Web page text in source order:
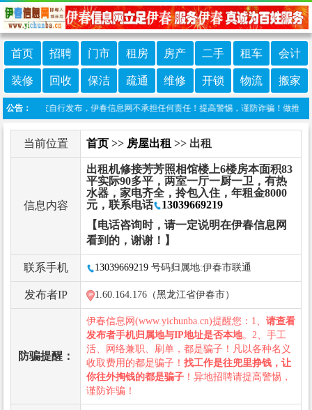
首页 招聘 门市 租房 房产 二手 租车 会计
装修 回收 保洁 疏通 维修 开锁 物流 搬家
公告：
息由网友自行发布，伊春信息网不承担任何责任！提高警惕，谨防诈骗！做推广
当前位置 首页 >> 房屋出租 >> 出租
信息内容
出租机修接芳芳照相馆楼上6楼房本面积83
平实际90多平，两室一厅一厨一卫，有热
水器，家电齐全，拎包入住，年租金8000
元，联系电话
13039669219
【电话咨询时，请一定说明在伊春信息网
看到的，谢谢！】
联系手机 13039669219 号码归属地:伊春市联通
发布者IP 1.60.164.176（黑龙江省伊春市）
防骗提醒：
伊春信息网(www.yichunba.cn)提醒您：1、 请查看
发布者手机归属地与IP地址是否本地。2、手工
活、网络兼职、刷单，都是骗子！凡以各种名义
收取费用的都是骗子！ 找工作是往兜里挣钱，让
你往外掏钱的都是骗子 ！异地招聘请提高警惕，
谨防诈骗！